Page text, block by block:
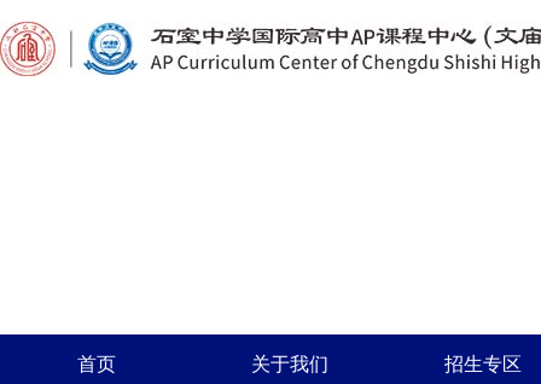
首页 关于我们 招生专区